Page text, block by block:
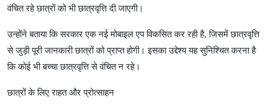
वंचित रहे छात्रों को भी छात्रवृत्ति दी जाएगी।
उन्होंने बताया कि सरकार एक नई मोबाइल एप विकसित कर रही है,जिसमें छात्रवृत्ति
से जुड़ी पूरी जानकारी छात्रों को प्राप्त होगी। इसका उद्देश्य यह सुनिश्चित करना है
कि कोई भी बच्चा छात्रवृत्ति से वंचित न रहे।
छात्रों के लिए राहत और प्रोत्साहन